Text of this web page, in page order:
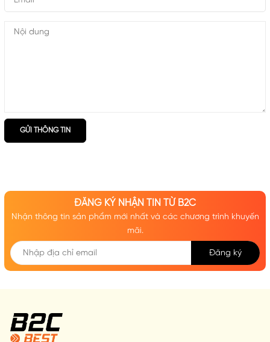
GỬI THÔNG TIN
ĐĂNG KÝ NHẬN TIN TỪ B2C
Nhận thông tin sản phẩm mới nhất và các chương trình khuyến
mãi.
Đăng ký